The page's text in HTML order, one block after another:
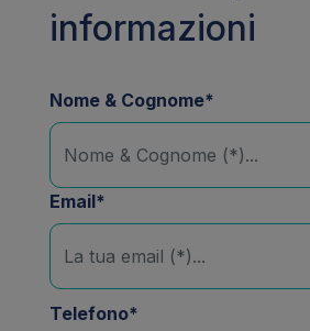
informazioni
Nome & Cognome*
Email*
Telefono*